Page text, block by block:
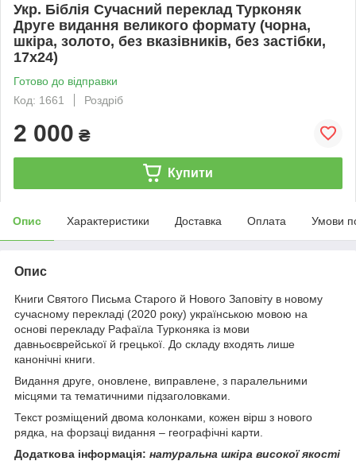
Укр. Біблія Сучасний переклад Турконяк
Друге видання великого формату (чорна,
шкіра, золото, без вказівників, без застібки,
17х24)
Готово до відправки
Код: 1661
Роздріб
2 000 ₴
Купити
Опис Характеристики Доставка Оплата Умови
Опис
Книги Святого Письма Старого й Нового Заповіту в новому
сучасному перекладі (2020 року) українською мовою на
основі перекладу Рафаїла Турконяка із мови
давньоєврейської й грецької. До складу входять лише
канонічні книги.
Видання друге, оновлене, виправлене, з паралельними
місцями та тематичними підзаголовками.
Текст розміщений двома колонками, кожен вірш з нового
рядка, на форзаці видання – географічні карти.
Додаткова інформація: натуральна шкіра високої якості